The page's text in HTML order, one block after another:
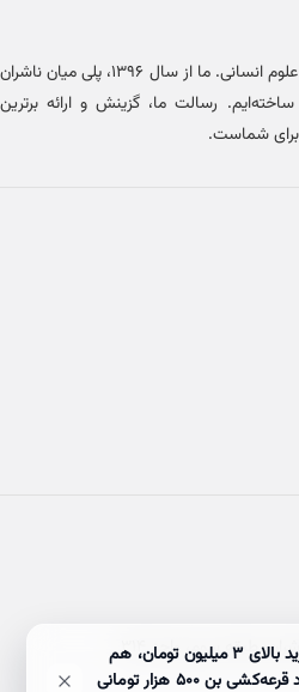
خانه کتاب طاها، مرجع تخصصی آثار علوم انسانی. ما از سال ۱۳۹۶، پلی میان ناشران
رسالت ما، گزینش و ارائه برترین
برای شماست.
طبقه سوم، واحد ۳۱۴
🎉 حراج ۵۰٪ آخر هفته! با خرید بالای 3 میلیون تومان، هم
ارسالت رایگان میشه، هم وارد قرعه‌کشی بن ۵۰۰ هزار تومانی